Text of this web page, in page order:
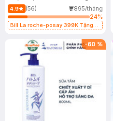
Dụng 40ml
4.9 (56)
895/tháng
24%
Bill La roche-posay 399K Tặng
(SL có hạn)
-60 %